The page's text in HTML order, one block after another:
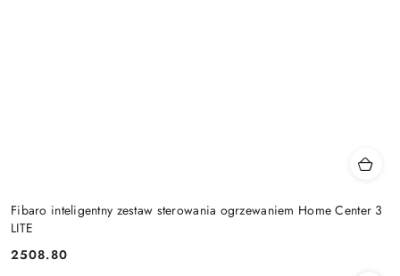
Fibaro inteligentny zestaw sterowania ogrzewaniem Home Center 3
LITE
Cena:
2508.80